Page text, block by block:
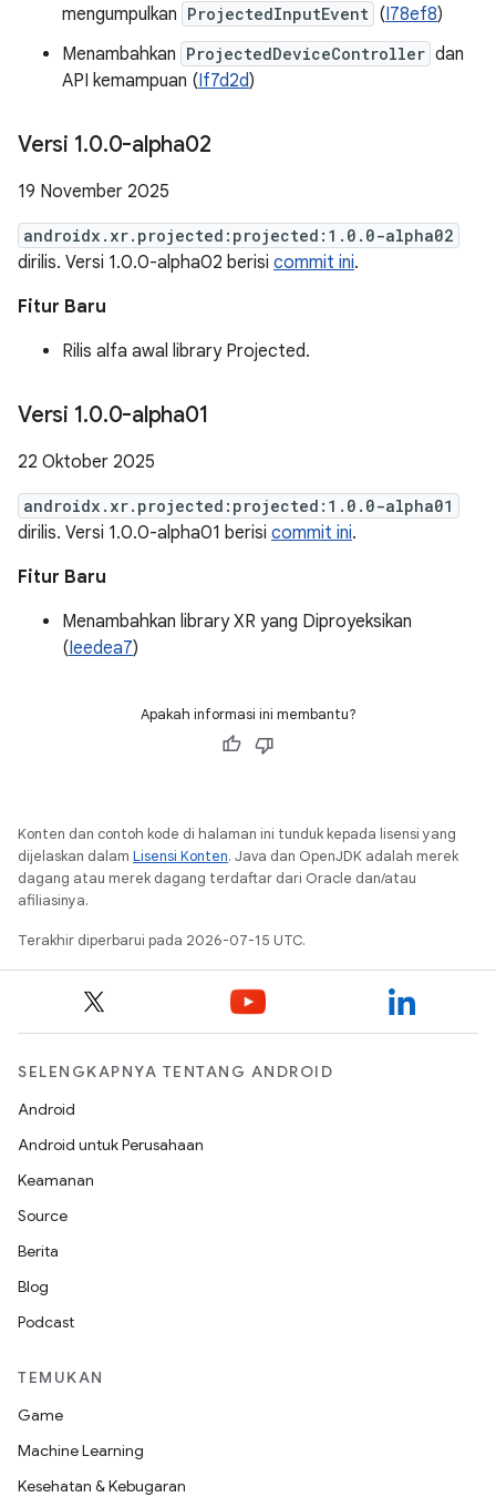
mengumpulkan ProjectedInputEvent (I78ef8)
Menambahkan ProjectedDeviceController dan
API kemampuan (If7d2d)
Versi 1.0.0-alpha02
19 November 2025
androidx.xr.projected:projected:1.0.0-alpha02
dirilis. Versi 1.0.0-alpha02 berisi commit ini.
Fitur Baru
Rilis alfa awal library Projected.
Versi 1.0.0-alpha01
22 Oktober 2025
androidx.xr.projected:projected:1.0.0-alpha01
dirilis. Versi 1.0.0-alpha01 berisi commit ini.
Fitur Baru
Menambahkan library XR yang Diproyeksikan
(Ieedea7)
Apakah informasi ini membantu?
Konten dan contoh kode di halaman ini tunduk kepada lisensi yang
dijelaskan dalam Lisensi Konten. Java dan OpenJDK adalah merek
dagang atau merek dagang terdaftar dari Oracle dan/atau
afiliasinya.
Terakhir diperbarui pada 2026-07-15 UTC.
SELENGKAPNYA TENTANG ANDROID
Android
Android untuk Perusahaan
Keamanan
Source
Berita
Blog
Podcast
TEMUKAN
Game
Machine Learning
Kesehatan & Kebugaran